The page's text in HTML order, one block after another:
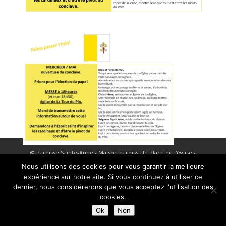
© Paroisse Sainte-Anne - Maison paroissiale Place de l'église -
38110 La Tour du Pin - Tél: 04 74 97 10 33 | Développé par
HyppoWeb|Mentions Légales
Nous utilisons des cookies pour vous garantir la meilleure
expérience sur notre site. Si vous continuez à utiliser ce
dernier, nous considérerons que vous acceptez l'utilisation des
cookies.
Ok
Non